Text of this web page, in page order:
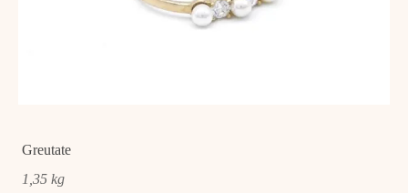
Greutate
1,35 kg